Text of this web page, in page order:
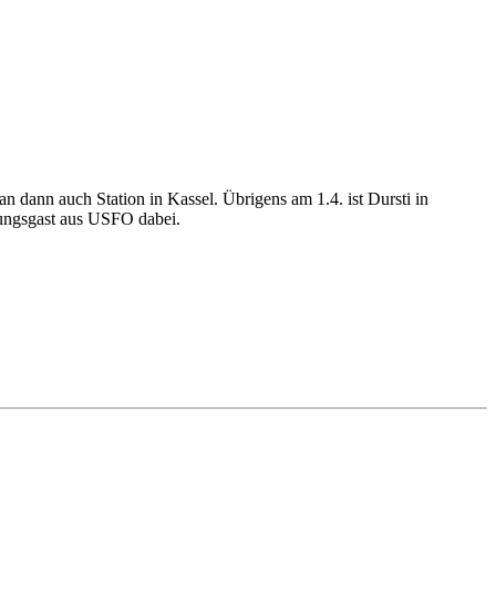
dann auch Station in Kassel. Übrigens am 1.4. ist Dursti in
aus USFO dabei.